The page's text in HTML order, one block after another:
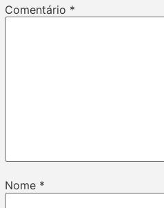
Comentário *
Nome *